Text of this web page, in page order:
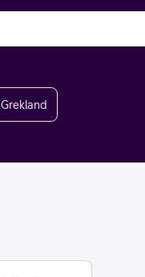
Grekland